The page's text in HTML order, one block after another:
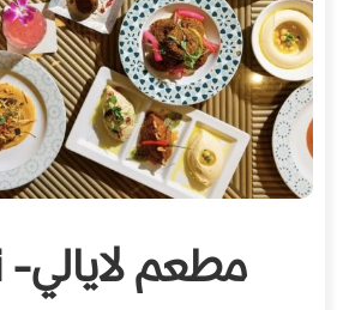
مطعم لايالي- Layali